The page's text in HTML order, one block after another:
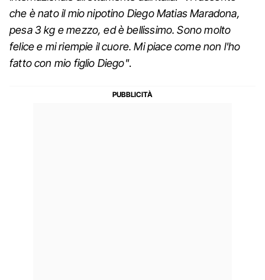
che è nato il mio nipotino Diego Matias Maradona,
pesa 3 kg e mezzo, ed è bellissimo. Sono molto
felice e mi riempie il cuore. Mi piace come non l'ho
fatto con mio figlio Diego".